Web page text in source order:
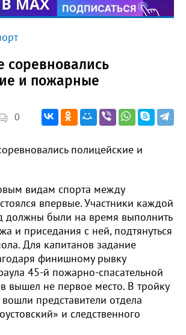
соревновались
и пожарные
0
видам спорта между
впервые. Участники каждой
должны были на время выполнить
и приседания с ней, подтянуться
Для капитанов задание
финишному рывку
45-й пожарно-спасательной
вышел не первое место. В тройку
представители отдела
и следственного